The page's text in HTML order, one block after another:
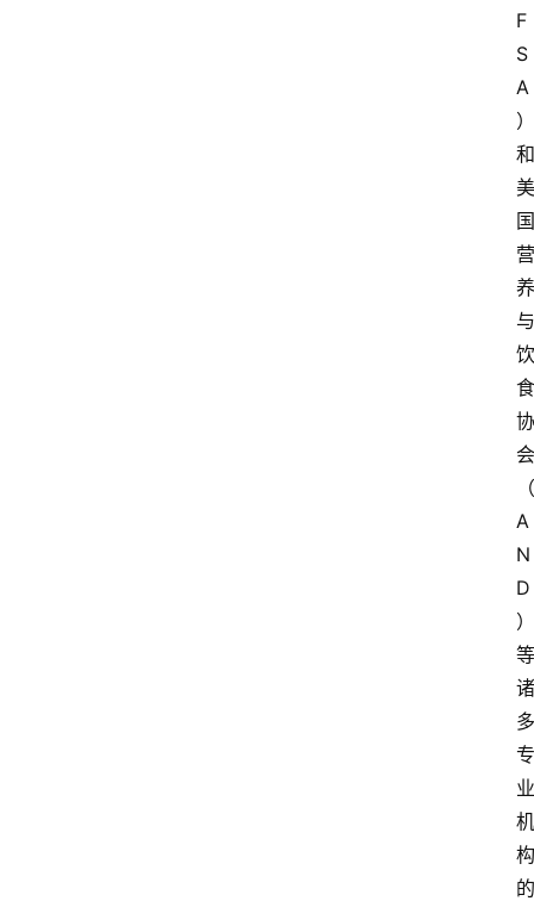
F
S
A
）
和
美
国
营
养
与
饮
食
协
会
（
A
N
D
）
等
诸
多
专
业
机
构
的